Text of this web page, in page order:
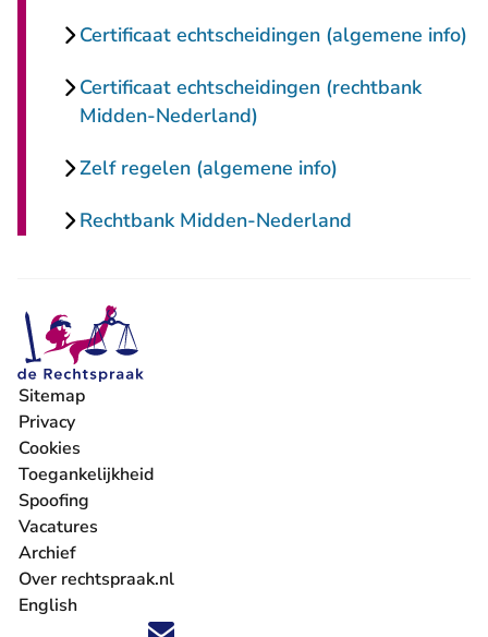
Certificaat echtscheidingen (algemene info)
Certificaat echtscheidingen (rechtbank
Midden-Nederland)
Zelf regelen (algemene info)
Rechtbank Midden-Nederland
Volg ons op X (Twitter) - U verlaat Rechtspraak.nl
Volg ons op Facebook - U verlaat Rechtspraak.nl
Volg ons op Instagram - U verlaat Rechtspraak.nl
Volg ons op Youtube - U verlaat Rechtspraak.nl
Volg ons op LinkedIn - U verlaat
'Blijf op de hoogte' nieuwsbrief - U verlaat
Sitemap
Privacy
Cookies
Toegankelijkheid
Spoofing
Vacatures
- U verlaat Rechtspraak.nl
Archief
Over rechtspraak.nl
English